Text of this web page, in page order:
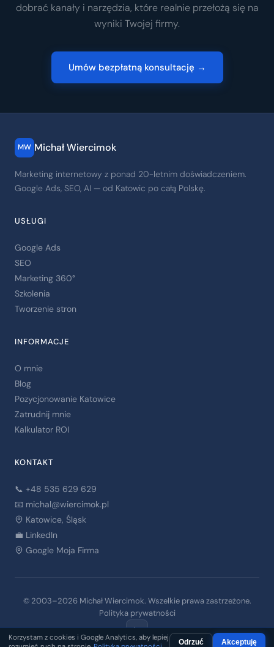
dobrać kanały i narzędzia, które realnie przełożą się na
wyniki Twojej firmy.
Umów bezpłatną konsultację →
MW Michał Wiercimok
Marketing internetowy z ponad 20-letnim doświadczeniem.
Google Ads, SEO, AI — od Katowic po całą Polskę.
USŁUGI
Google Ads
SEO
Marketing 360°
Szkolenia
Tworzenie stron
INFORMACJE
O mnie
Blog
Pozycjonowanie Katowice
Zatrudnij mnie
Kalkulator ROI
KONTAKT
📞 +48 535 629 629
📧 michal@wiercimok.pl
Katowice, Śląsk
💼 LinkedIn
Google Moja Firma
© 2003–2026 Michał Wiercimok. Wszelkie prawa zastrzeżone.
Polityka prywatności
in
Korzystam z cookies i Google Analytics, aby lepiej
Odrzuć Akceptuję